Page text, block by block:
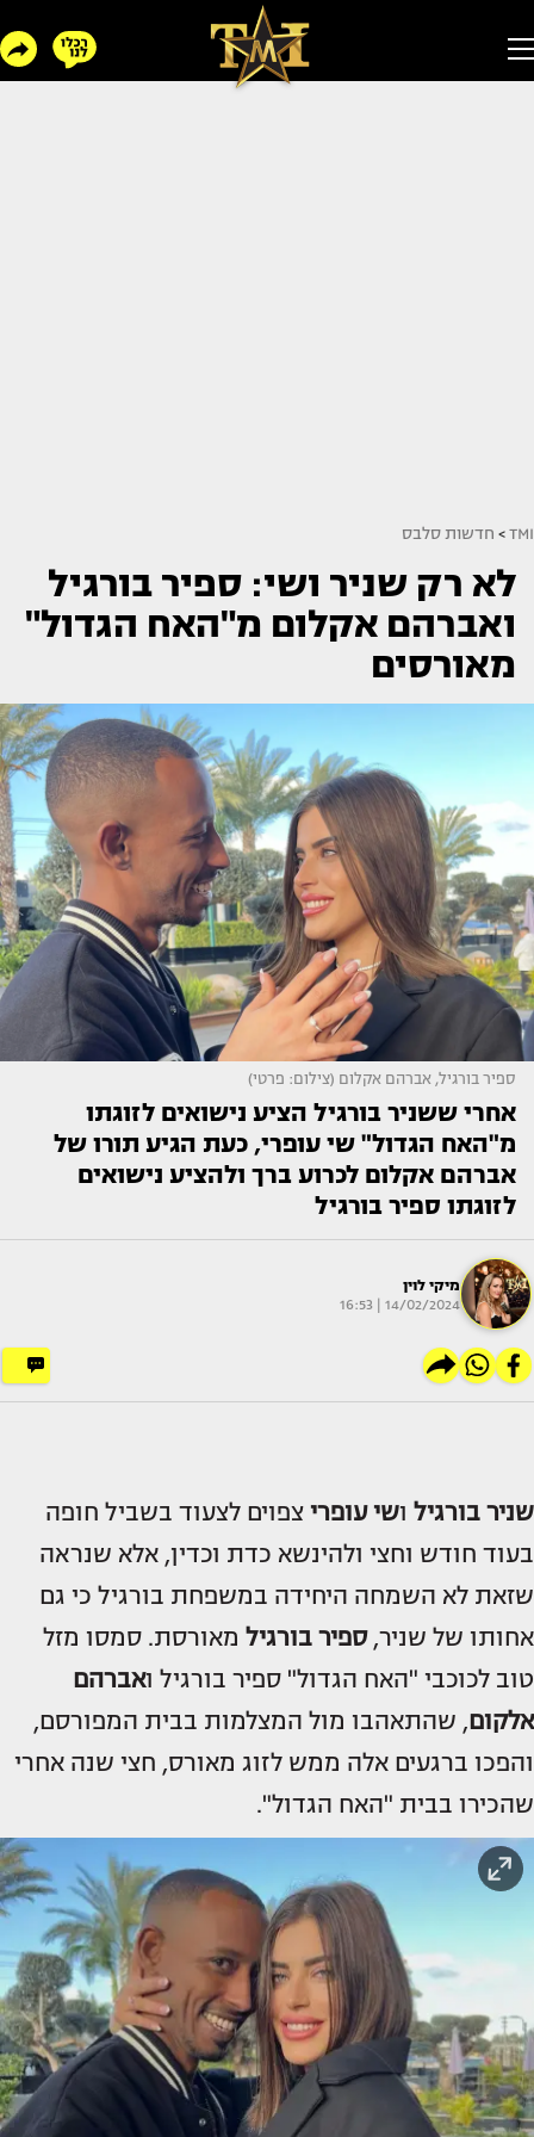
TMI
> חדשות סלבס
לא רק שניר ושי: ספיר בורגיל
ואברהם אקלום מ"האח הגדול"
מאורסים
ספיר בורגיל, אברהם אקלום (צילום: פרטי)
אחרי ששניר בורגיל הציע נישואים לזוגתו
מ"האח הגדול" שי עופרי, כעת הגיע תורו של
אברהם אקלום לכרוע ברך ולהציע נישואים
לזוגתו ספיר בורגיל
מיקי לוין
14/02/2024 | 16:53
שניר בורגיל ושי עופרי צפוים לצעוד בשביל חופה
בעוד חודש וחצי ולהינשא כדת וכדין, אלא שנראה
שזאת לא השמחה היחידה במשפחת בורגיל כי גם
אחותו של שניר,ספיר בורגיל מאורסת. סמסו מזל
טוב לכוכבי "האח הגדול" ספיר בורגיל ואברהם
אלקום, שהתאהבו מול המצלמות בבית המפורסם,
והפכו ברגעים אלה ממש לזוג מאורס, חצי שנה אחרי
שהכירו בבית "האח הגדול".